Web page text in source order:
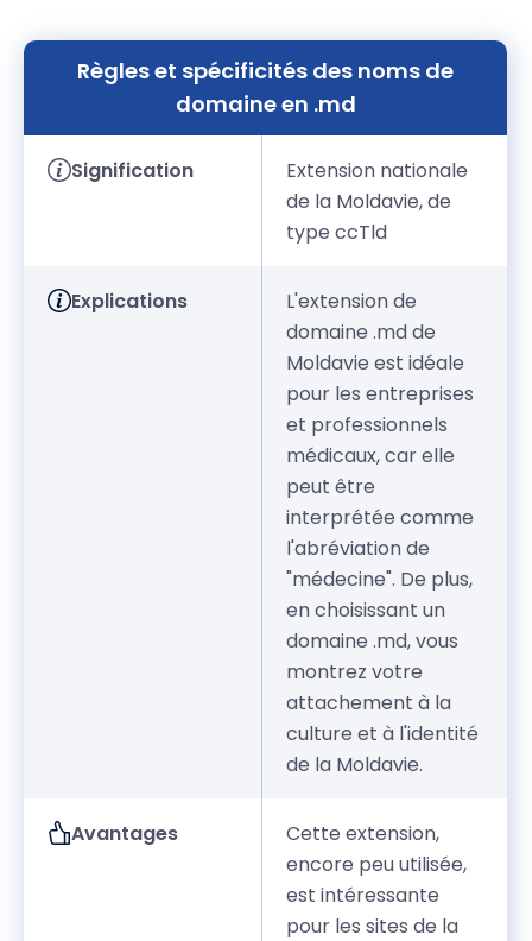
Règles et spécificités des noms de
domaine en .md
Signification
Extension nationale
de la Moldavie, de
type ccTld
Explications
L'extension de
domaine .md de
Moldavie est idéale
pour les entreprises
et professionnels
médicaux, car elle
peut être
interprétée comme
l'abréviation de
"médecine". De plus,
en choisissant un
domaine .md, vous
montrez votre
attachement à la
culture et à l'identité
de la Moldavie.
Avantages
Cette extension,
encore peu utilisée,
est intéressante
pour les sites de la